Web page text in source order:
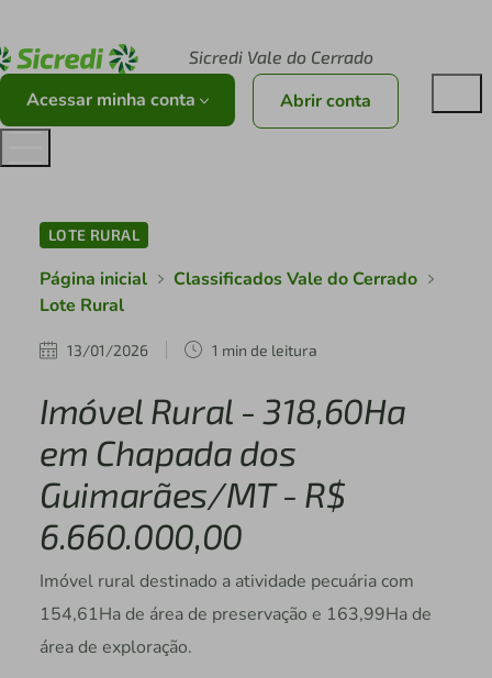
Sicredi Vale do Cerrado
Acessar minha conta Abrir conta
LOTE RURAL
Página inicial
Classificados Vale do Cerrado
Lote Rural
13/01/2026 1 min de leitura
Imóvel Rural - 318,60Ha
em Chapada dos
Guimarães/MT - R$
6.660.000,00
Imóvel rural destinado a atividade pecuária com
154,61Ha de área de preservação e 163,99Ha de
área de exploração.